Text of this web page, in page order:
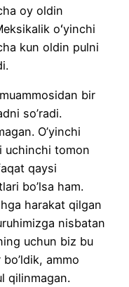
oy oldin
oʻyinchi
kun oldin pulni
bir
so’radi.
O’yinchi
uchinchi tomon
qaysi
bo’lsa ham.
harakat qilgan
nisbatan
uchun biz bu
ammo
qilinmagan.